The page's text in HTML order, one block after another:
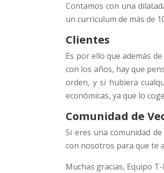
Contamos con una
un curriculum de más de
Clientes
Es por ello que además
con los años, hay que
orden, y si hubiera
económicas, ya que lo
Comunidad de
Si eres una comunidad
con nosotros para que te
Muchas gracias, Equipo